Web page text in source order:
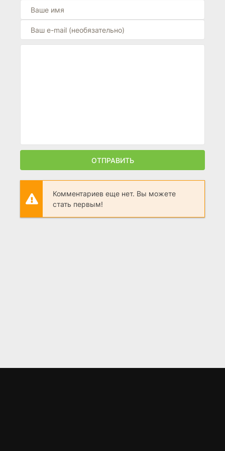
ОТПРАВИТЬ
Комментариев еще нет. Вы можете
стать первым!